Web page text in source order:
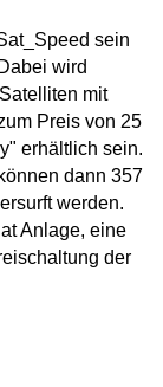
sein
wird
mit
Preis von 25
erhältlich sein.
dann 357
werden.
Anlage, eine
der